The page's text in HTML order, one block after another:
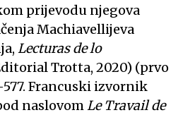
prijevodu njegova
Machiavellijeva
Lecturas de lo
Trotta, 2020) (prvo
Francuski izvornik
naslovomLe Travail de